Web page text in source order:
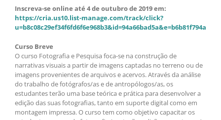
Inscreva-se online até 4 de outubro de 2019 em:
https://cria.us10.list-manage.com/track/click?
u=b8c08c29ef34f6fd6f6e968b3&id=94a66bad5a&e=b6b81f794a
Curso Breve
O curso Fotografia e Pesquisa foca-se na construção de
narrativas visuais a partir de imagens captadas no terreno ou de
imagens provenientes de arquivos e acervos. Através da análise
do trabalho de fotógrafos/as e de antropólogos/as, os
estudantes terão uma base teórica e prática para desenvolver a
edição das suas fotografias, tanto em suporte digital como em
montagem impressa. O curso tem como objetivo capacitar os